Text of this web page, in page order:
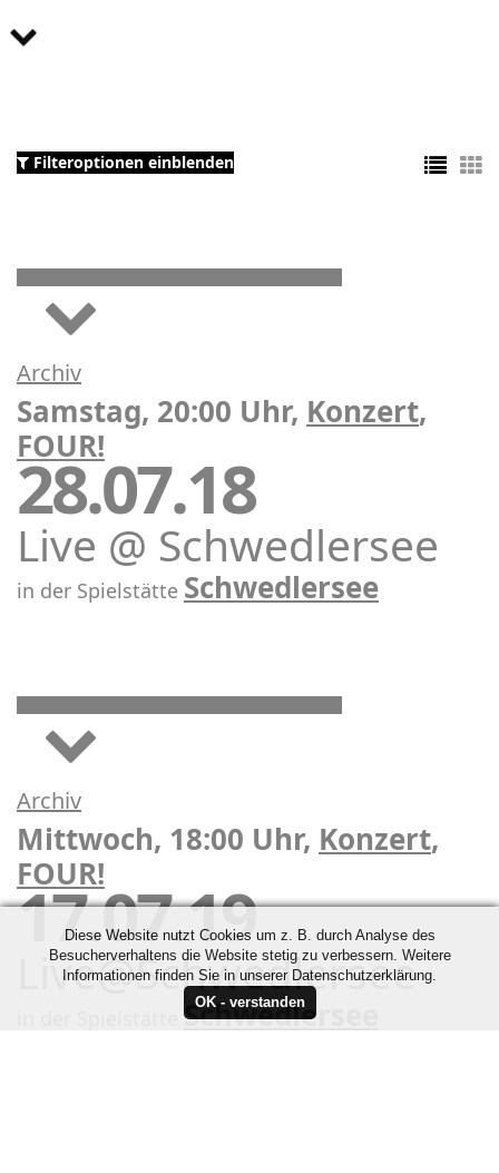
Filteroptionen einblenden
Archiv
Samstag, 20:00 Uhr, Konzert,
FOUR!
28.07.18
Live @ Schwedlersee
in der Spielstätte Schwedlersee
Archiv
Mittwoch, 18:00 Uhr, Konzert,
FOUR!
17.07.19
Live@Schwedlersee
Schwedlersee
Diese Website nutzt Cookies um z. B. durch Analyse des
Besucherverhaltens die Website stetig zu verbessern. Weitere
Informationen finden Sie in unserer Datenschutzerklärung.